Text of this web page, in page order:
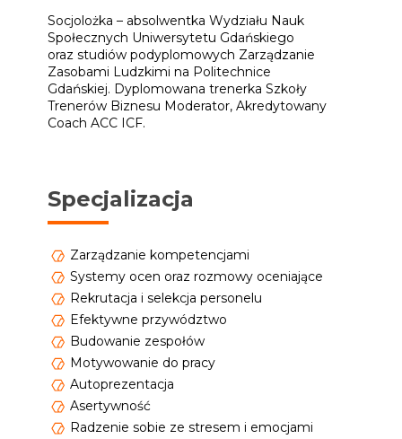
Socjolożka – absolwentka Wydziału Nauk
Społecznych Uniwersytetu Gdańskiego
oraz studiów podyplomowych Zarządzanie
Zasobami Ludzkimi na Politechnice
Gdańskiej. Dyplomowana trenerka Szkoły
Trenerów Biznesu Moderator, Akredytowany
Coach ACC ICF.
Specjalizacja
Zarządzanie kompetencjami
Systemy ocen oraz rozmowy oceniające
Rekrutacja i selekcja personelu
Efektywne przywództwo
Budowanie zespołów
Motywowanie do pracy
Autoprezentacja
Asertywność
Radzenie sobie ze stresem i emocjami